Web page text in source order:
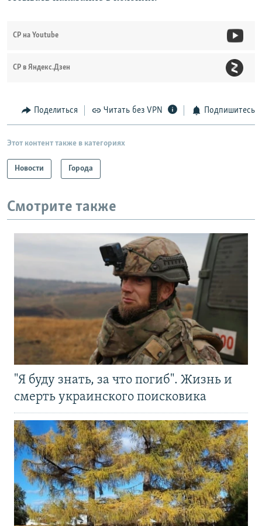
СР на Youtube
СР в Яндекс.Дзен
Поделиться Читать без VPN Подпишитесь
Этот контент также в категориях
Новости Города
Смотрите также
"Я буду знать, за что погиб". Жизнь и
смерть украинского поисковика